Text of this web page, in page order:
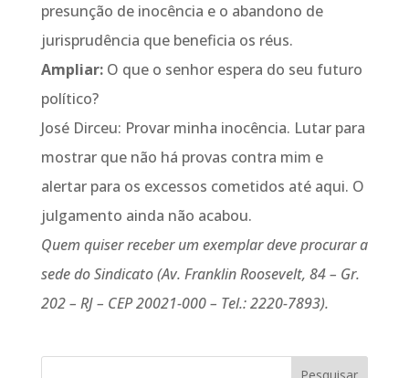
presunção de inocência e o abandono de
jurisprudência que beneficia os réus.
Ampliar: O que o senhor espera do seu futuro
político?
José Dirceu: Provar minha inocência. Lutar para
mostrar que não há provas contra mim e
alertar para os excessos cometidos até aqui. O
julgamento ainda não acabou.
Quem quiser receber um exemplar deve procurar a
sede do Sindicato (Av. Franklin Roosevelt, 84 – Gr.
202 – RJ – CEP 20021-000 – Tel.: 2220-7893).